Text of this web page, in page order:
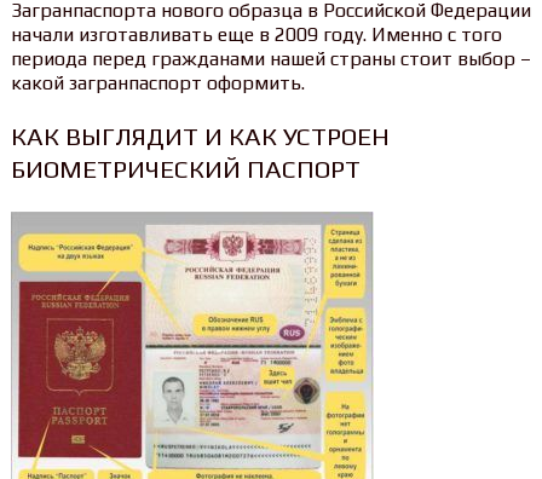
Загранпаспорта нового образца в Российской Федерации
начали изготавливать еще в 2009 году. Именно с того
периода перед гражданами нашей страны стоит выбор –
какой загранпаспорт оформить.
КАК ВЫГЛЯДИТ И КАК УСТРОЕН
БИОМЕТРИЧЕСКИЙ ПАСПОРТ